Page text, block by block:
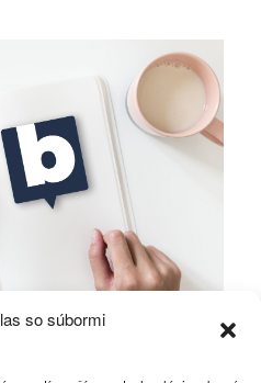
so súbormi